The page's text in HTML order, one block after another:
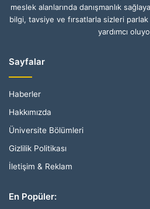
meslek alanlarında danışmanlık
bilgi, tavsiye ve fırsatlarla sizleri
yardımcı
Sayfalar
Haberler
Hakkımızda
Üniversite Bölümleri
Gizlilik Politikası
İletişim & Reklam
En Popüler: